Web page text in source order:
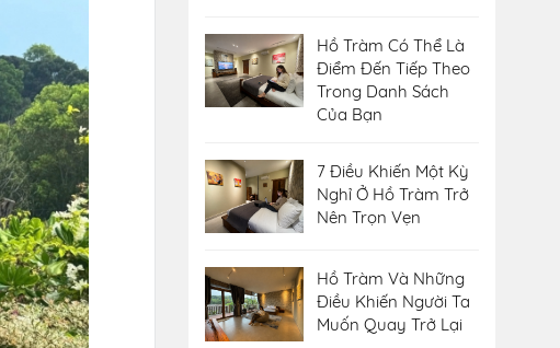
Hồ Tràm Có Thể Là
Điểm Đến Tiếp Theo
Trong Danh Sách
Của Bạn
7 Điều Khiến Một Kỳ
Nghỉ Ở Hồ Tràm Trở
Nên Trọn Vẹn
Hồ Tràm Và Những
Điều Khiến Người Ta
Muốn Quay Trở Lại